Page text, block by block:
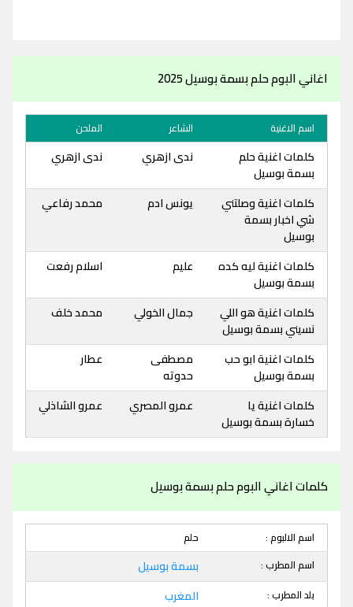
اغاني البوم حلم بسمة بوسيل 2025
اسم الاغنية الشاعر الملحن
كلمات اغنية حلم
بسمة بوسيل
ندى ازهري ندى ازهري
كلمات اغنية وصلتني
شي اخبار بسمة
بوسيل
يونس ادم محمد رفاعي
كلمات اغنية ليه كده
بسمة بوسيل
عليم اسلام رفعت
كلمات اغنية هو اللي
نسيني بسمة بوسيل
جمال الخولي محمد خلف
كلمات اغنية ابو حب
بسمة بوسيل
مصطفى
حدوته
عطار
كلمات اغنية يا
خسارة بسمة بوسيل
عمرو المصري عمرو الشاذلي
كلمات اغاني البوم حلم بسمة بوسيل
اسم الالبوم :
حلم
اسم المطرب :
بسمة بوسيل
بلد المطرب : المغرب